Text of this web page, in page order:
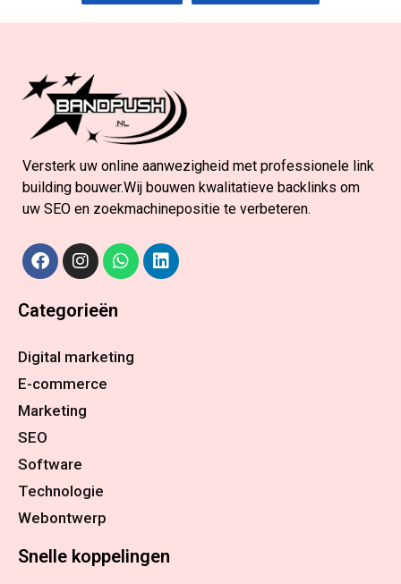
Versterk uw online aanwezigheid met professionele link
building bouwer.Wij bouwen kwalitatieve backlinks om
uw SEO en zoekmachinepositie te verbeteren.
Categorieën
Digital marketing
E-commerce
Marketing
SEO
Software
Technologie
Webontwerp
Snelle koppelingen